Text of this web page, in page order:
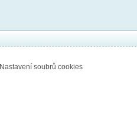
Nastavení soubrů cookies